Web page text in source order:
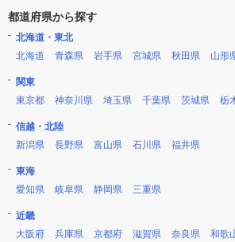
都道府県から探す
北海道・東北
北海道
青森県 岩手県 宮城県 秋田県 山形
関東
東京都
神奈川県 埼玉県 千葉県 茨城県 栃
信越・北陸
新潟県
長野県 富山県 石川県 福井県
東海
愛知県
岐阜県 静岡県 三重県
近畿
大阪府
兵庫県 京都府 滋賀県 奈良県 和歌